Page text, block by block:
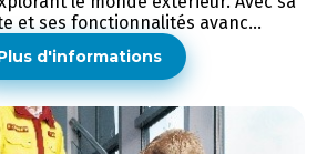
et ses fonctionnalités avanc...
d'informations